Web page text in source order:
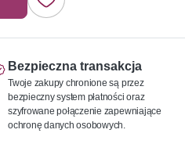
Bezpieczna transakcja
Twoje zakupy chronione są przez
bezpieczny system płatności oraz
szyfrowane połączenie zapewniające
ochronę danych osobowych.